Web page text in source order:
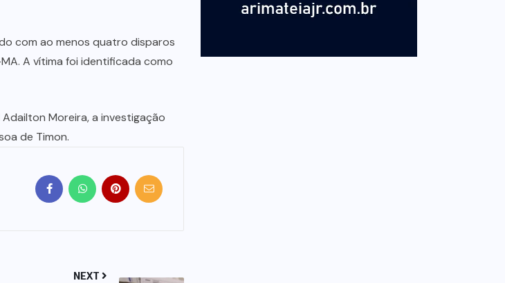
com ao menos quatro disparos
A vítima foi identificada como
Moreira, a investigação
de Timon.
NEXT